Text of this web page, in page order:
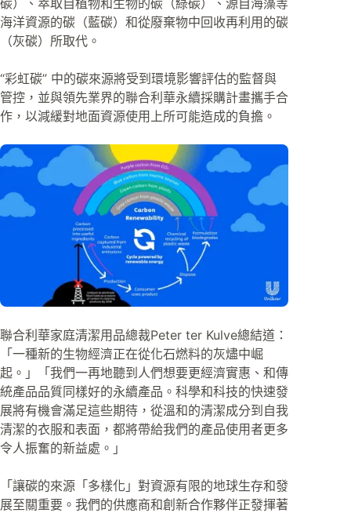
海洋資源的碳（藍碳）和從廢棄物中回收再利用的碳
（灰碳）所取代。
“彩虹碳” 中的碳來源將受到環境影響評估的監督與
管控，並與領先業界的聯合利華永續採購計畫攜手合
作，以減緩對地面資源使用上所可能造成的負擔。
聯合利華家庭清潔用品總裁Peter ter Kulve總結道：
「一種新的生物經濟正在從化石燃料的灰燼中崛
起。」「我們一再地聽到人們想要更經濟實惠、和傳
統產品品質同樣好的永續產品。科學和科技的快速發
展將有機會滿足這些期待，從溫和的清潔成分到自我
清潔的衣服和表面，都將帶給我們的產品使用者更多
令人振奮的新益處。」
「讓碳的來源「多樣化」對資源有限的地球生存和發
展至關重要。我們的供應商和創新合作夥伴正發揮著